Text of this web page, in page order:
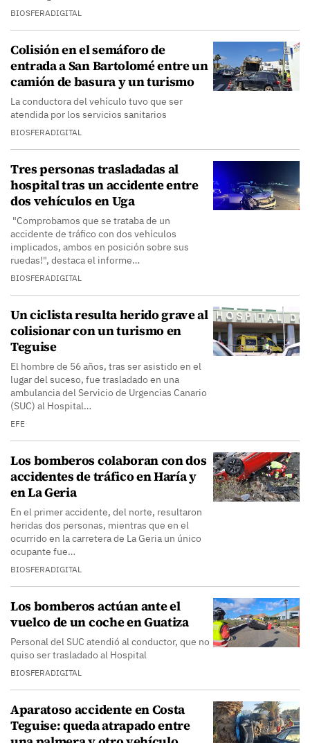
BIOSFERADIGITAL
Colisión en el semáforo de
entrada a San Bartolomé entre un
camión de basura y un turismo
La conductora del vehículo tuvo que ser
atendida por los servicios sanitarios
BIOSFERADIGITAL
Tres personas trasladadas al
hospital tras un accidente entre
dos vehículos en Uga
"Comprobamos que se trataba de un
accidente de tráfico con dos vehículos
implicados, ambos en posición sobre sus
ruedas!", destaca el informe…
BIOSFERADIGITAL
Un ciclista resulta herido grave al
colisionar con un turismo en
Teguise
El hombre de 56 años, tras ser asistido en el
lugar del suceso, fue trasladado en una
ambulancia del Servicio de Urgencias Canario
(SUC) al Hospital…
EFE
Los bomberos colaboran con dos
accidentes de tráfico en Haría y
en La Geria
En el primer accidente, del norte, resultaron
heridas dos personas, mientras que en el
ocurrido en la carretera de La Geria un único
ocupante fue…
BIOSFERADIGITAL
Los bomberos actúan ante el
vuelco de un coche en Guatiza
Personal del SUC atendió al conductor, que no
quiso ser trasladado al Hospital
BIOSFERADIGITAL
Aparatoso accidente en Costa
Teguise: queda atrapado entre